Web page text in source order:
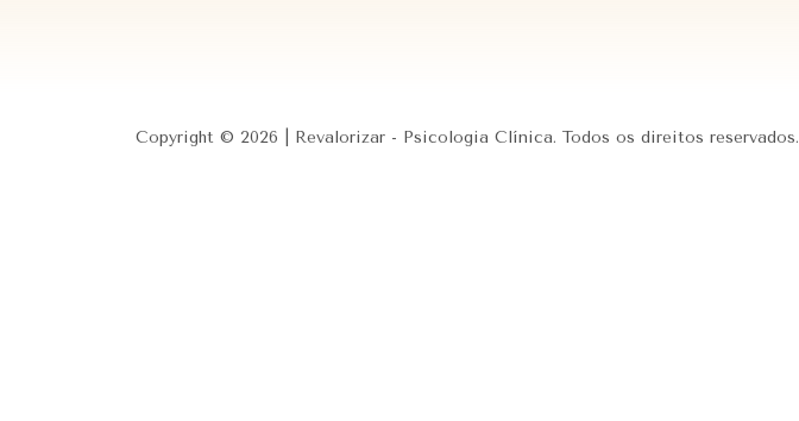
Copyright © 2026 | Revalorizar - Psicologia Clínica. Todos os direitos reservados.